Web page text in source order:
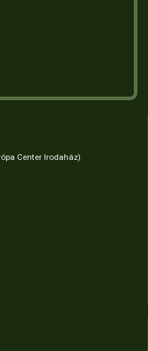
Center Irodaház)